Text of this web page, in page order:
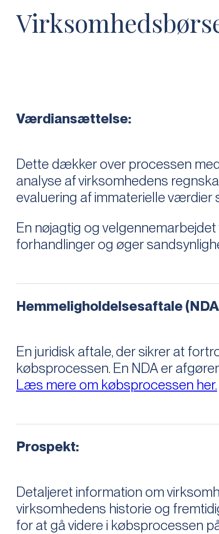
Værdiansættelse:
Dette dækker over processen
analyse af virksomhedens
evaluering af immaterielle
En nøjagtig og
forhandlinger og øger
Hemmeligholdelsesaftale
En juridisk aftale, der sikrer at
købsprocessen​​. En NDA er
Læs mere om købsprocessen her.
Prospekt:
Detaljeret information om
virksomhedens historie og
for at gå videre i købsprocessen